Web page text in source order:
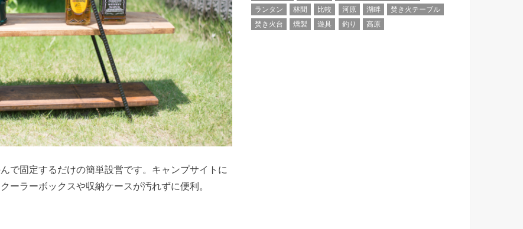
で固定するだけの簡単設営です。キャンプサイトに
ーラーボックスや収納ケースが汚れずに便利。
ランタン
林間 比較 河原 湖畔
焚き火テーブル
焚き火台
燻製 遊具 釣り 高原